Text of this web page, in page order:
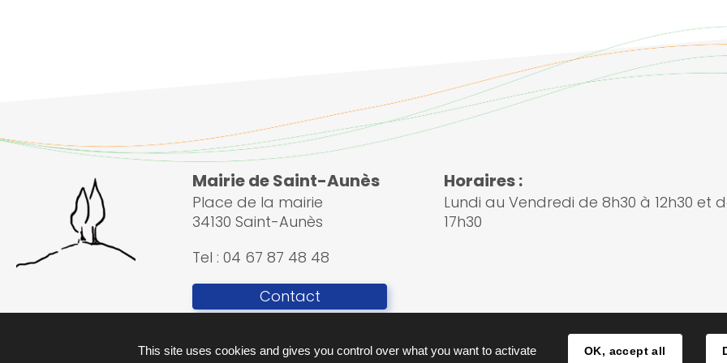
Mairie de Saint-Aunès
Place de la mairie
34130 Saint-Aunès
Tel : 04 67 87 48 48
Contact
Horaires :
Lundi au Vendredi de 8h30 à 12h30 et
17h30
This site uses cookies and gives you control over what you want to activate OK, accept all